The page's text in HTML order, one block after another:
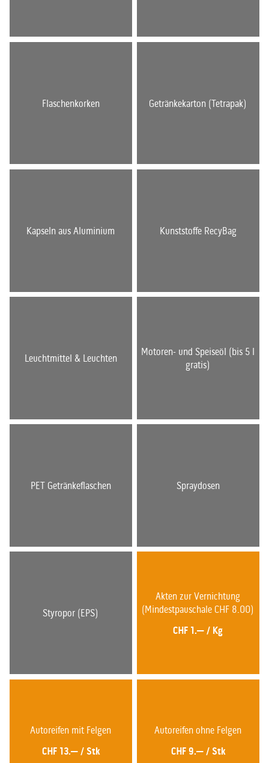
Flaschenkorken Getränkekarton (Tetrapak)
Kapseln aus Aluminium Kunststoffe RecyBag
Leuchtmittel & Leuchten
Motoren- und Speiseöl (bis 5 l
gratis)
PET Getränkeflaschen Spraydosen
Styropor (EPS)
Akten zur Vernichtung
(Mindestpauschale CHF 8.00)
CHF 1.— / Kg
Autoreifen mit Felgen
CHF 13.—/ Stk
Autoreifen ohne Felgen
CHF 9.—/ Stk